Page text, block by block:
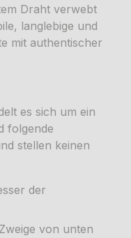
Draht verwebt
langlebige und
mit authentischer
es sich um ein
folgende
stellen keinen
der
von unten